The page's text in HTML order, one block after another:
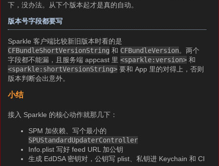
下，没办法。从下个版本起才是真的自动。
版本号字段都要写
Sparkle 客户端比较新旧版本时看的是
CFBundleShortVersionString 和 CFBundleVersion。两个
字段都不能漏，且服务端 appcast 里<sparkle:version> 和
<sparkle:shortVersionString> 要和 App 里的对得上，否则
版本判断会出意外。
小结
接入 Sparkle 的核心动作就那几下：
SPM 加依赖、写个最小的
SPUStandardUpdaterController
Info.plist 写好 feed URL 加公钥
生成 EdDSA 密钥对，公钥写 plist、私钥进 Keychain 和 CI